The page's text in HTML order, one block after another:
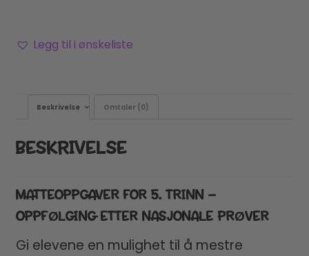
Legg til i ønskeliste
Beskrivelse Omtaler (0)
BESKRIVELSE
MATTEOPPGAVER FOR 5. TRINN –
OPPFØLGING ETTER NASJONALE PRØVER
Gi elevene en mulighet til å mestre